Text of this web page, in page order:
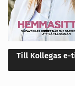
Till Kollegas e-